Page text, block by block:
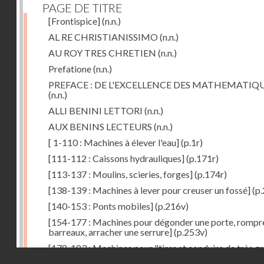
PAGE DE TITRE
[Frontispice](n.n.)
AL RE CHRISTIANISSIMO (n.n.)
AU ROY TRES CHRETIEN (n.n.)
Prefatione(n.n.)
PREFACE : DE L'EXCELLENCE DES
(n.n.)
ALLI BENINI LETTORI (n.n.)
AUX BENINS LECTEURS (n.n.)
[ 1-110 : Machines à élever l'eau](p.1r)
[111-112 : Caissons hydrauliques](p.171r)
[113-137 : Moulins, scieries, forges](p.174r)
[138-139 : Machines à lever pour creuser un fossé]
[140-153 : Ponts mobiles](p.216v)
[154-177 : Machines pour dégonder une porte,
barreaux, arracher une serrure](p.253v)
[178-183 : Machines pour "tirer et conduire de très